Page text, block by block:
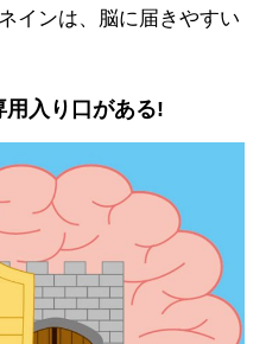
インは、脳に届きやすい
用入り口がある!